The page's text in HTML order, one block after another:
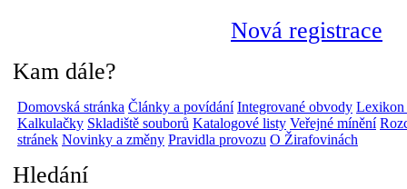
Nová registrace
Kam dále?
Domovská stránka Články a povídání Integrované obvody Lexikon
Kalkulačky Skladiště souborů Katalogové listy Veřejné mínění
stránek Novinky a změny Pravidla provozu O Žirafovinách
Hledání